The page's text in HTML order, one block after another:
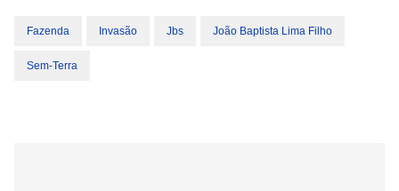
Fazenda Invasão Jbs João Baptista Lima Filho
Sem-Terra